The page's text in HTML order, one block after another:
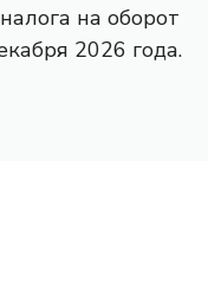
на оборот
2026 года.